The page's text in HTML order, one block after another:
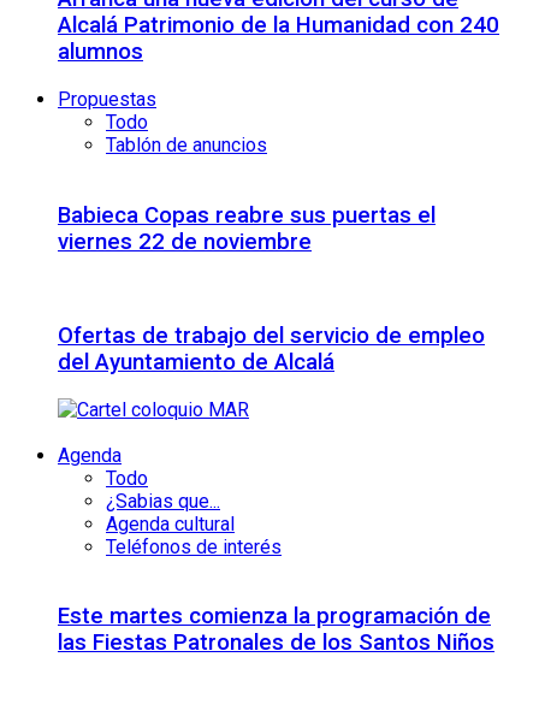
Alcalá Patrimonio de la Humanidad con 240
alumnos
Propuestas
Todo
Tablón de anuncios
Babieca Copas reabre sus puertas el
viernes 22 de noviembre
Ofertas de trabajo del servicio de empleo
del Ayuntamiento de Alcalá
Agenda
Todo
¿Sabias que...
Agenda cultural
Teléfonos de interés
Este martes comienza la programación de
las Fiestas Patronales de los Santos Niños